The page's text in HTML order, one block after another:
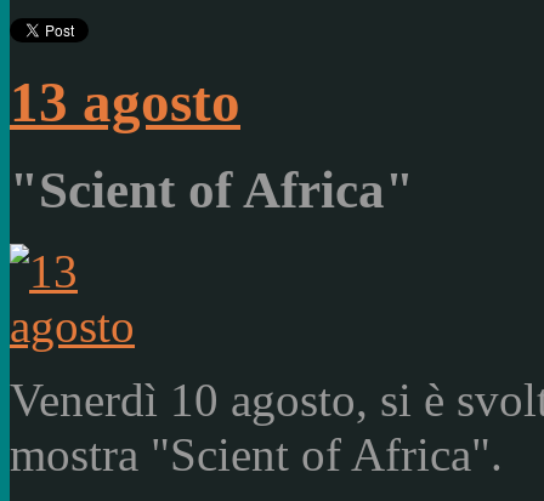
13 agosto
"Scient of Africa"
Venerdì 10 agosto, si è
mostra "Scient of Africa".